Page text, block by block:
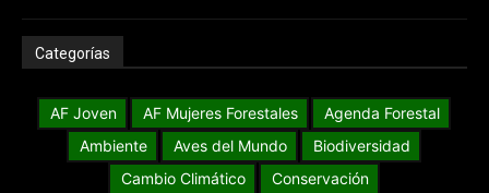
Categorías
AF Joven AF Mujeres Forestales
Agenda Forestal
Ambiente
Aves del Mundo
Biodiversidad
Cambio Climático
Conservación